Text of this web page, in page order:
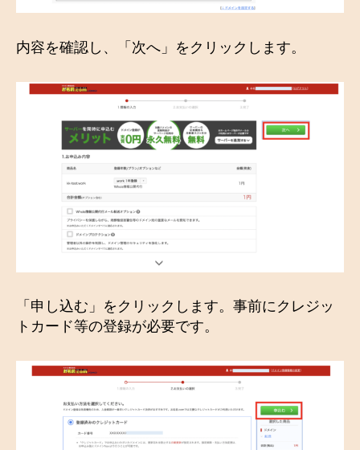
内容を確認し、「次へ」をクリックします。
「申し込む」をクリックします。事前にクレジッ
トカード等の登録が必要です。